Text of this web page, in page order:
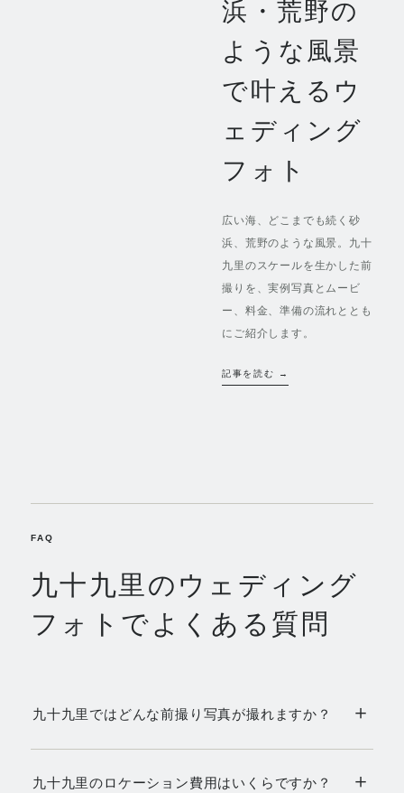
浜・荒野の
ような風景
で叶えるウ
ェディング
フォト
広い海、どこまでも続く砂
浜、荒野のような風景。九十
九里のスケールを生かした前
撮りを、実例写真とムービ
ー、料金、準備の流れととも
にご紹介します。
記事を読む →
FAQ
九十九里 のウェディング
フォトでよくある質問
九十九里ではどんな前撮り写真が撮れますか？ ＋
九十九里のロケーション費用はいくらですか？ ＋